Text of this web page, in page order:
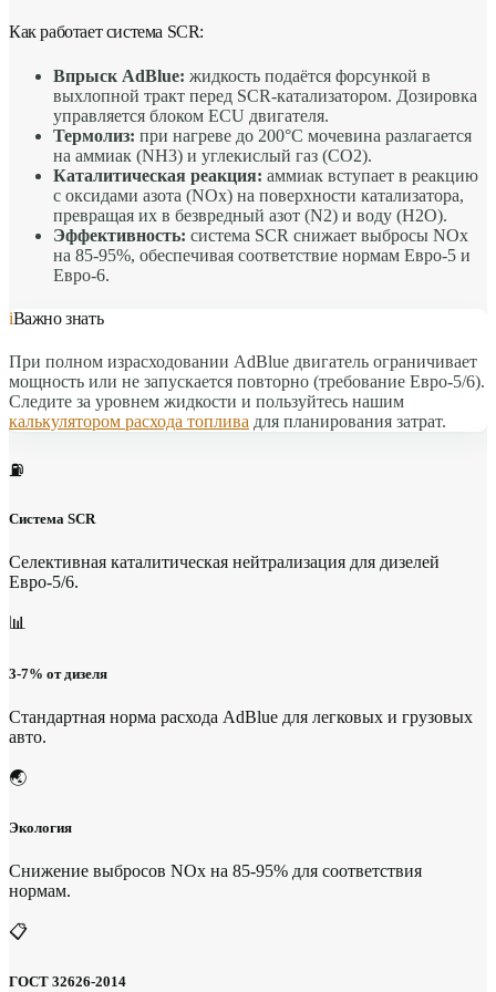
Как работает система SCR:
Впрыск AdBlue: жидкость подаётся форсункой в
выхлопной тракт перед SCR-катализатором. Дозировка
управляется блоком ECU двигателя.
Термолиз: при нагреве до 200°C мочевина разлагается
на аммиак (NH3) и углекислый газ (CO2).
Каталитическая реакция: аммиак вступает в реакцию
с оксидами азота (NOx) на поверхности катализатора,
превращая их в безвредный азот (N2) и воду (H2O).
Эффективность: система SCR снижает выбросы NOx
на 85-95%, обеспечивая соответствие нормам Евро-5 и
Евро-6.
iВажно знать
При полном израсходовании AdBlue двигатель ограничивает
мощность или не запускается повторно (требование Евро-5/6).
Следите за уровнем жидкости и пользуйтесь нашим
калькулятором расхода топлива для планирования затрат.
⛽️
Система SCR
Селективная каталитическая нейтрализация для дизелей
Евро-5/6.
📊
3-7% от дизеля
Стандартная норма расхода AdBlue для легковых и грузовых
авто.
🌏
Экология
Снижение выбросов NOx на 85-95% для соответствия
нормам.
📋
ГОСТ 32626-2014